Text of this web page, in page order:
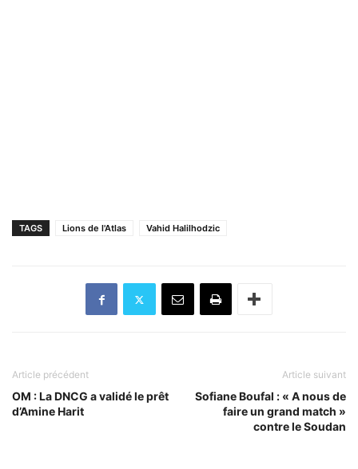
TAGS Lions de l'Atlas Vahid Halilhodzic
Article précédent
OM : La DNCG a validé le prêt
d’Amine Harit
Article suivant
Sofiane Boufal : « A nous de
faire un grand match »
contre le Soudan